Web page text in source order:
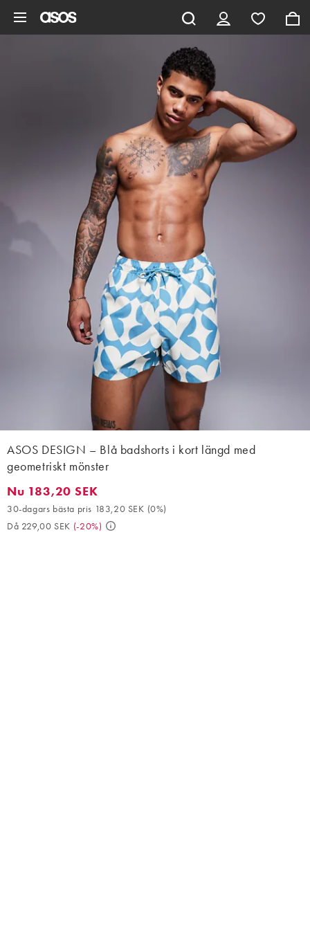
ASOS DESIGN – Blå badshorts i kort längd med
geometriskt mönster
Nu 183,20 SEK. 30-dagars bästa pris 183,20 SEK (0%). Då
Nu 183,20 SEK
30-dagars bästa pris 183,20 SEK (0%)
Då 229,00 SEK (-20%)